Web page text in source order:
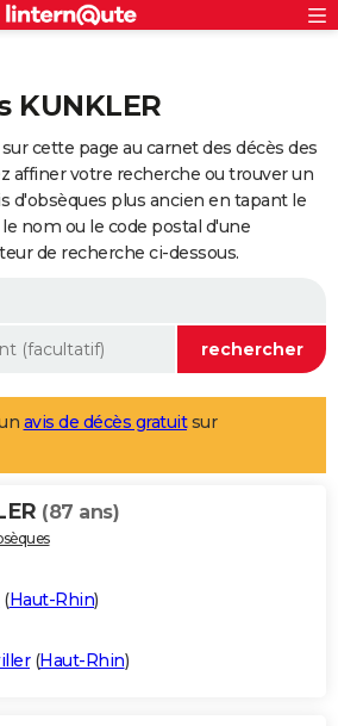
KUNKLER
cette page au carnet des décès des
affiner votre recherche ou trouver un
d'obsèques plus ancien en tapant le
nom ou le code postal d'une
de recherche ci-dessous.
avis de décès gratuitsur
(87 ans)
(Haut-Rhin)
(Haut-Rhin)